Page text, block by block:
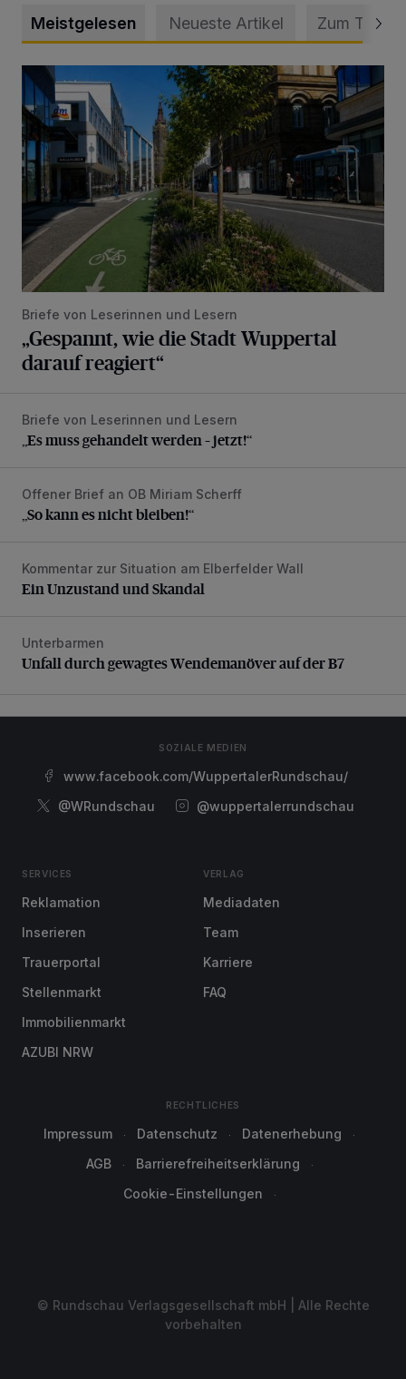
Meistgelesen Neueste Artikel Zum Thema
„Gespannt, wie die Stadt Wuppertal darauf reagiert“
Briefe von Leserinnen und Lesern
„Gespannt, wie die Stadt Wuppertal
darauf reagiert“
„Es muss gehandelt werden – jetzt!“
Briefe von Leserinnen und Lesern
„Es muss gehandelt werden – jetzt!“
„So kann es nicht bleiben!“
Offener Brief an OB Miriam Scherff
„So kann es nicht bleiben!“
Ein Unzustand und Skandal
Kommentar zur Situation am Elberfelder Wall
Ein Unzustand und Skandal
Unfall durch gewagtes Wendemanöver auf der B7
Unterbarmen
Unfall durch gewagtes Wendemanöver auf der B7
SOZIALE MEDIEN
www.facebook.com/WuppertalerRundschau/
@WRundschau
@wuppertalerrundschau
SERVICES
Reklamation
Inserieren
Trauerportal
Stellenmarkt
Immobilienmarkt
AZUBI NRW
VERLAG
Mediadaten
Team
Karriere
FAQ
RECHTLICHES
Impressum Datenschutz
Datenerhebung
AGB
Barrierefreiheitserklärung
Cookie-Einstellungen
© Rundschau Verlagsgesellschaft mbH | Alle Rechte
vorbehalten